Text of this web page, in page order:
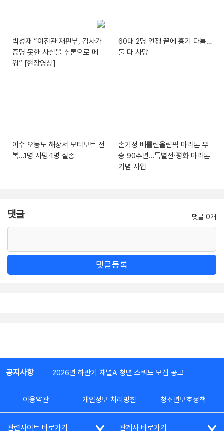
박성재 “이진관 재판부, 검사가
증명 못한 사실을 추론으로 메
꿔” [현장영상]
60대 2명 언쟁 끝에 흉기 다툼…
둘 다 사망
여수 오동도 해상서 모터보트 전
복…1명 사망·1명 실종
손기정 베를린올림픽 마라톤 우
승 90주년…특별전·평화 마라톤
기념 사업
댓글 댓글 0개
댓글등록
공지사항 2026년 하반기 채널A 청년 스쿼드 모집 공고
이용약관 개인정보 처리방침 청소년보호정책
관련사이트 바로가기 관계사 바로가기